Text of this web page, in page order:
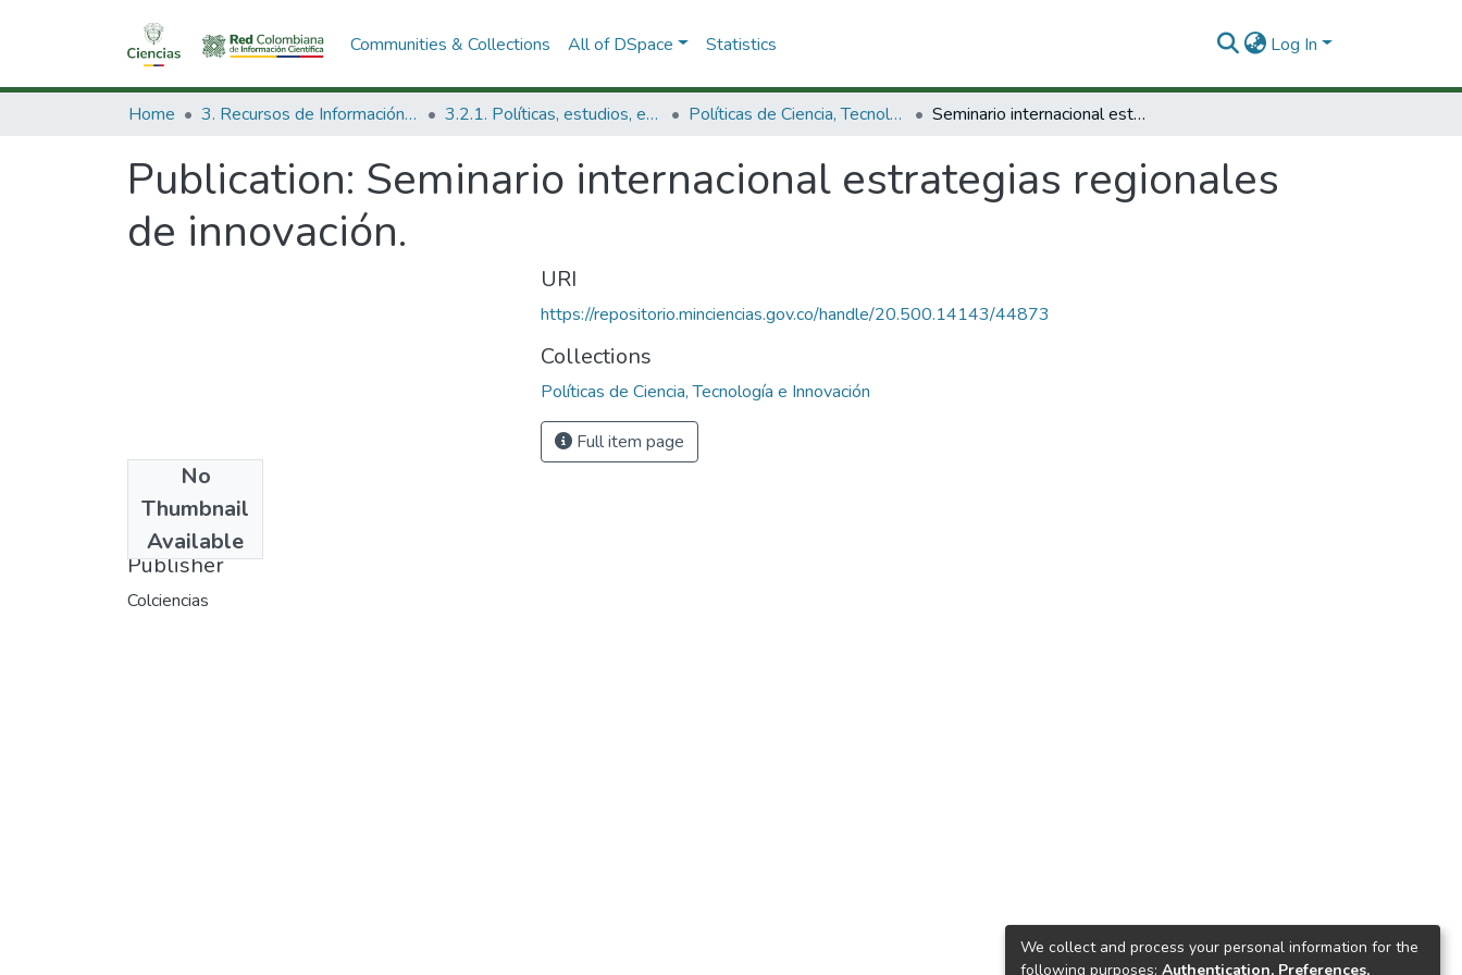
Communities & Collections All of DSpace Statistics Log In
Home 3. Recursos de Información Científica y Tecnológica 3.2.1. Políticas, estudios, evaluaciones e indicadores de CTeI Políticas de Ciencia, Tecnología e Innovación Seminario internacional estrategias regionales de innovación.
Publication: Seminario internacional estrategias regionales
de innovación.
No
Thumbnail
Available
1997
Publisher
Colciencias
URI
https://repositorio.minciencias.gov.co/handle/20.500.14143/44873
Collections
Políticas de Ciencia, Tecnología e Innovación
Full item page
We collect and process your personal information for the
following purposes: Authentication, Preferences,